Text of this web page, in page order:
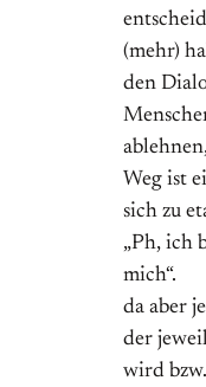
(mehr)
den
Weg ist
sich zu
„Ph, ich
mich“.
da aber
der
wird